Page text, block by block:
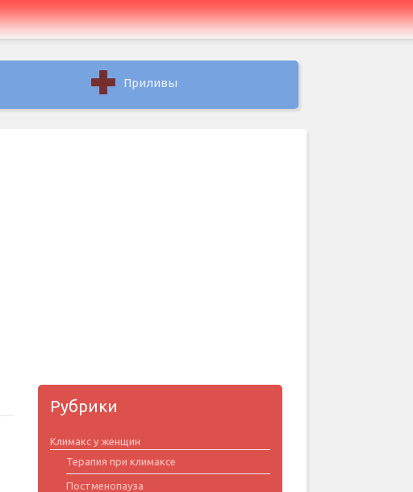
Приливы
Рубрики
Климакс у женщин
Терапия при климаксе
Постменопауза